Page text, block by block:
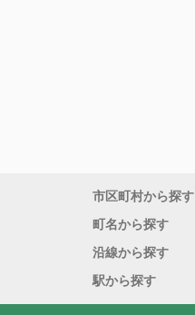
市区町村から探す
町名から探す
沿線から探す
駅から探す